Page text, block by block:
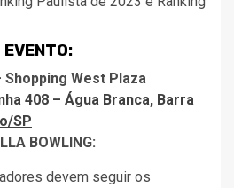
Shopping West Plaza
408 – Água Branca, Barra
SP
BOWLING:
devem seguir os